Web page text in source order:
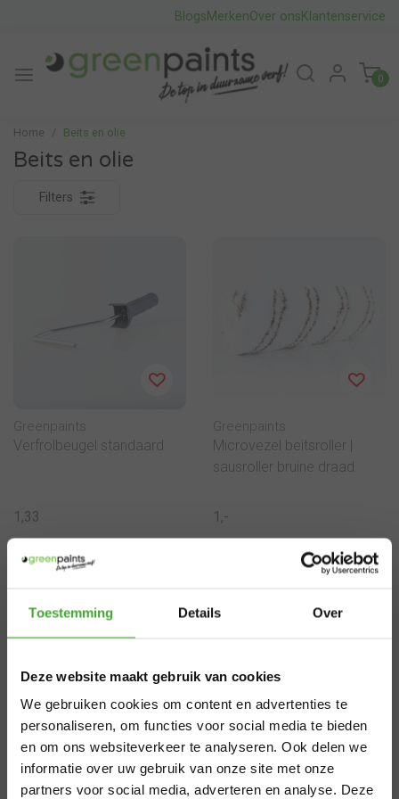
Toestemming Details Over
Deze website maakt gebruik van cookies
We gebruiken cookies om content en advertenties te
personaliseren, om functies voor social media te bieden
en om ons websiteverkeer te analyseren. Ook delen we
informatie over uw gebruik van onze site met onze
partners voor social media, adverteren en analyse. Deze
BlogsMerkenOver onsKlantenservice
0
Home Beits en olie
Beits en olie
Filters
Greenpaints
Verfrolbeugel standaard
1,33
Bekijken
Greenpaints
Microvezel beitsroller |
sausroller bruine draad
1,-
Bekijken
Goudhaantje Goudhaantje
×
Aangepaste
levertijden
zomervakantie
Van 29 juli t/m 7 augustus zijn wij gesloten.